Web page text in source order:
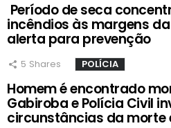
Período de seca
incêndios às margens
alerta para prevenção
5 Shares POLÍCIA
Homem é encontrado
Gabiroba e Polícia Civil
circunstâncias da morte